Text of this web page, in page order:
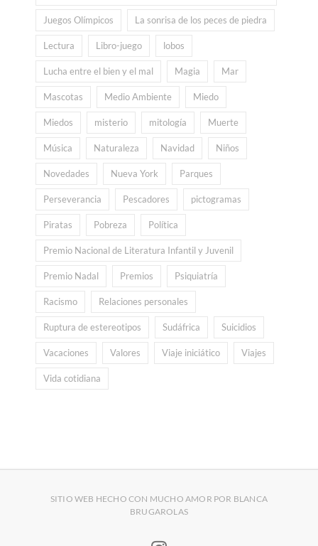
Juegos Olímpicos La sonrisa de los peces de piedra
Lectura Libro-juego lobos
Lucha entre el bien y el mal Magia Mar
Mascotas Medio Ambiente Miedo
Miedos misterio mitología Muerte
Música Naturaleza Navidad Niños
Novedades Nueva York Parques
Perseverancia Pescadores pictogramas
Piratas Pobreza Política
Premio Nacional de Literatura Infantil y Juvenil
Premio Nadal Premios Psiquiatría
Racismo Relaciones personales
Ruptura de estereotipos Sudáfrica Suicidios
Vacaciones Valores Viaje iniciático Viajes
Vida cotidiana
SITIO WEB HECHO CON MUCHO AMOR POR BLANCA
BRUGAROLAS